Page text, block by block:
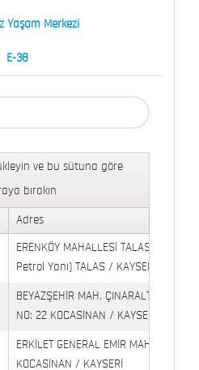
Yaşam Merkezi
E-38
ve bu sütuna göre
bırakın
Adres
ERENKÖY MAHALLESİ TALAS
Petrol Yanı) TALAS / KAYSERİ
BEYAZŞEHİR MAH. ÇINARALTI
NO: 22 KOCASİNAN / KAYSERİ
ERKİLET GENERAL EMİR MAH.
KOCASİNAN / KAYSERİ